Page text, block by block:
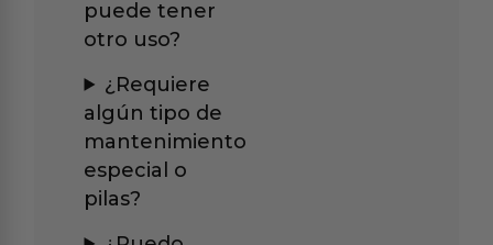
puede tener
otro uso?
¿Requiere
algún tipo de
mantenimiento
especial o
pilas?